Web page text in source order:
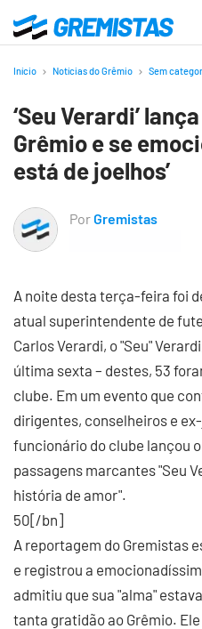
para
principal
Gremistas
Início Notícias do Grêmio Sem
‘Seu Verardi’
Grêmio e se
está de joelhos’
PorGremistas
A noite desta terça-feira foi
atual superintendente de
Carlos Verardi, o "Seu"
última sexta – destes, 53
clube. Em um evento que
dirigentes, conselheiros e
funcionário do clube lançou
passagens marcantes "Seu
história de amor".
50[/bn]
A reportagem do Gremistas
e registrou a
admitiu que sua "alma"
tanta gratidão ao Grêmio.